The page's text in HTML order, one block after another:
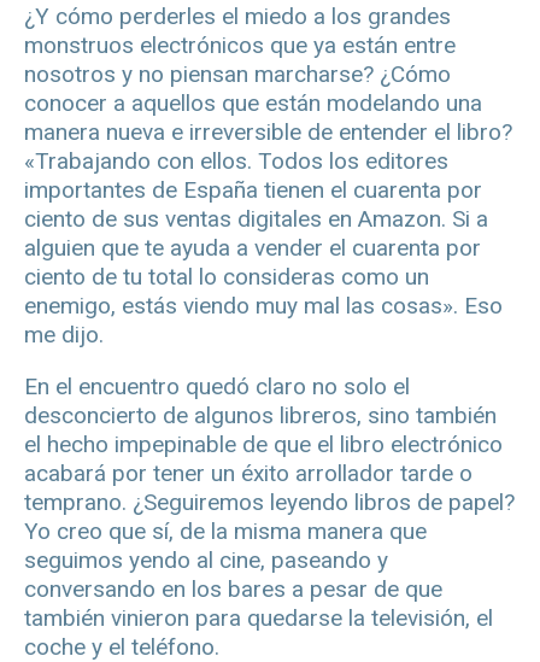
¿Y cómo perderles el miedo a los grandes
monstruos electrónicos que ya están entre
nosotros y no piensan marcharse? ¿Cómo
conocer a aquellos que están modelando una
manera nueva e irreversible de entender el libro?
«Trabajando con ellos. Todos los editores
importantes de España tienen el cuarenta por
ciento de sus ventas digitales en Amazon. Si a
alguien que te ayuda a vender el cuarenta por
ciento de tu total lo consideras como un
enemigo, estás viendo muy mal las cosas». Eso
me dijo.
En el encuentro quedó claro no solo el
desconcierto de algunos libreros, sino también
el hecho impepinable de que el libro electrónico
acabará por tener un éxito arrollador tarde o
temprano. ¿Seguiremos leyendo libros de papel?
Yo creo que sí, de la misma manera que
seguimos yendo al cine, paseando y
conversando en los bares a pesar de que
también vinieron para quedarse la televisión, el
coche y el teléfono.